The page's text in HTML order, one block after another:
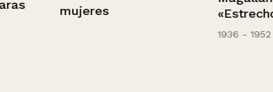
mujeres
«Estrecho»
1936 - 1952